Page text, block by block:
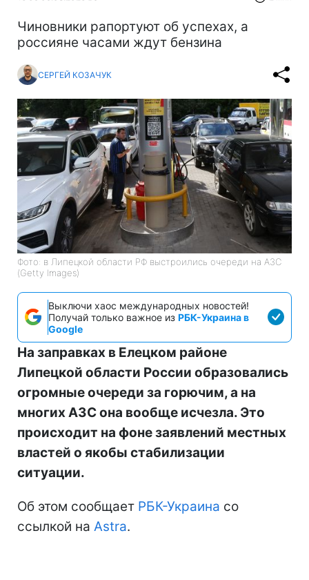
Чиновники рапортуют об успехах, а
россияне часами ждут бензина
СЕРГЕЙ КОЗАЧУК
Фото: в Липецкой области РФ выстроились очереди на АЗС
(Getty Images)
Выключи хаос международных новостей!
Получай только важное из РБК-Украина в
Google
На заправках в Елецком районе
Липецкой области России образовались
огромные очереди за горючим, а на
многих АЗС она вообще исчезла. Это
происходит на фоне заявлений местных
властей о якобы стабилизации
ситуации.
Об этом сообщает РБК-Украина со
ссылкой на Astra.